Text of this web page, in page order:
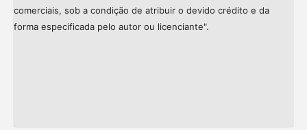
comerciais, sob a condição de atribuir o devido crédito e da
forma especificada pelo autor ou licenciante".